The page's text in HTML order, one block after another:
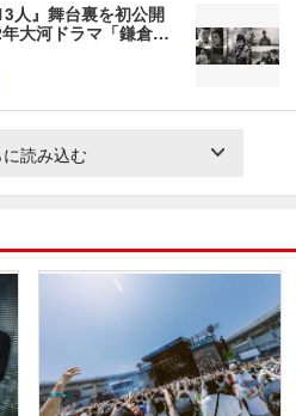
人』舞台裏を初公開
大河ドラマ「鎌倉…
に読み込む